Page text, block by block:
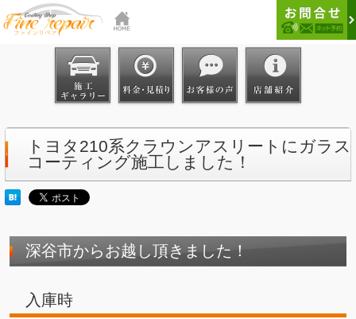
トヨタ210系クラウンアスリートにガラス
コーティング施工しました！
深谷市からお越し頂きました！
入庫時